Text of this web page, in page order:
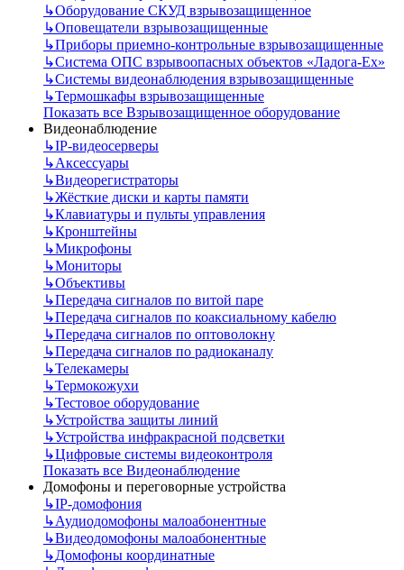
↳Оборудование СКУД взрывозащищенное
↳Оповещатели взрывозащищенные
↳Приборы приемно-контрольные взрывозащищенные
↳Система ОПС взрывоопасных объектов «Ладога-Ex»
↳Системы видеонаблюдения взрывозащищенные
↳Термошкафы взрывозащищенные
Показать все Взрывозащищенное оборудование
Видеонаблюдение
↳IP-видеосерверы
↳Аксессуары
↳Видеорегистраторы
↳Жёсткие диски и карты памяти
↳Клавиатуры и пульты управления
↳Кронштейны
↳Микрофоны
↳Мониторы
↳Объективы
↳Передача сигналов по витой паре
↳Передача сигналов по коаксиальному кабелю
↳Передача сигналов по оптоволокну
↳Передача сигналов по радиоканалу
↳Телекамеры
↳Термокожухи
↳Тестовое оборудование
↳Устройства защиты линий
↳Устройства инфракрасной подсветки
↳Цифровые системы видеоконтроля
Показать все Видеонаблюдение
Домофоны и переговорные устройства
↳IP-домофония
↳Аудиодомофоны малоабонентные
↳Видеодомофоны малоабонентные
↳Домофоны координатные